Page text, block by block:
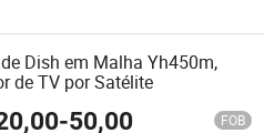
Dish em Malha Yh450m,
de TV por Satélite
-50,00 FOB